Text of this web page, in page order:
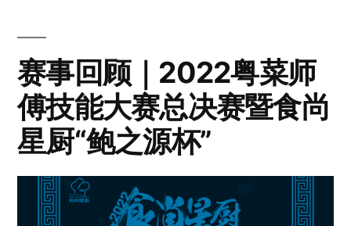
赛事回顾｜2022粤菜师
傅技能大赛总决赛暨食尚
星厨“鲍之源杯”